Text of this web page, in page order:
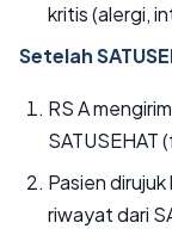
kritis (alergi,
Setelah
RS A
SATUSEHAT
Pasien
riwayat dari